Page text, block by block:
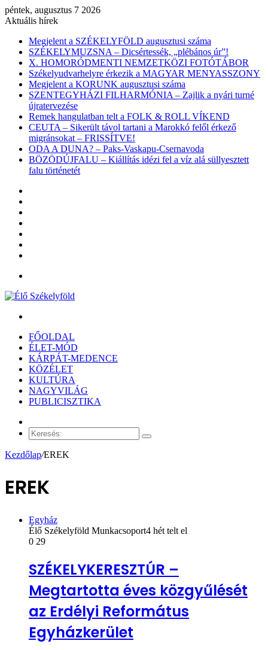
péntek, augusztus 7 2026
Aktuális hírek
Megjelent a SZÉKELYFÖLD augusztusi száma
SZÉKELYMUZSNA – Dicsértessék, „plébános úr”!
X. HOMORÓDMENTI NEMZETKÖZI FOTÓTÁBOR
Székelyudvarhelyre érkezik a MAGYAR MENYASSZONY
Megjelent a KORUNK augusztusi száma
SZENTEGYHÁZI FILHARMÓNIA – Zajlik a nyári turné
újratervezése
Remek hangulatban telt a FOLK & ROLL VÍKEND
CEUTA – Sikerült távol tartani a Marokkó felől érkező
migránsokat – FRISSÍTVE!
ODA A DUNA? – Paks-Vaskapu-Csernavoda
BÖZÖDÚJFALU – Kiállítás idézi fel a víz alá süllyesztett
falu történetét
FŐOLDAL
ÉLET-MÓD
KÁRPÁT-MEDENCE
KÖZÉLET
KULTÚRA
NAGYVILÁG
PUBLICISZTIKA
cikk
Keresés:
Kezdőlap/EREK
EREK
Egyház
Élő Székelyföld Munkacsoport4 hét telt el
0 29
SZÉKELYKERESZTÚR –
Megtartotta éves közgyűlését
az Erdélyi Református
Egyházkerület